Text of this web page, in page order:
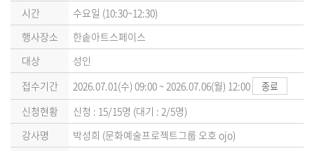
시간
수요일 (10:30~12:30)
행사장소
한솥아트스페이스
대상
성인
접수기간
2026.07.01(수) 09:00 ~ 2026.07.06(월) 12:00 종료
신청현황
신청 : 15/15명 (대기 : 2/5명)
강사명
박성희 (문화예술프로젝트그룹 오호 ojo)